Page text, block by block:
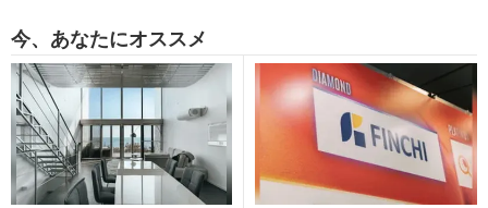
今、あなたにオススメ